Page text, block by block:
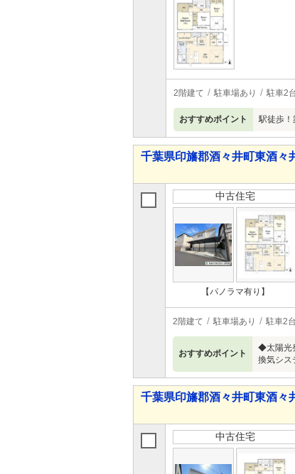
2階建て 駐車場あり 駐車2
おすすめポイント 駅徒歩
千葉県印旛郡酒々井町東酒々
中古住宅
【パノラマ有り】
2階建て 駐車場あり 駐車2台
おすすめポイント
◆太陽光
換気シス
千葉県印旛郡酒々井町東酒々
中古住宅